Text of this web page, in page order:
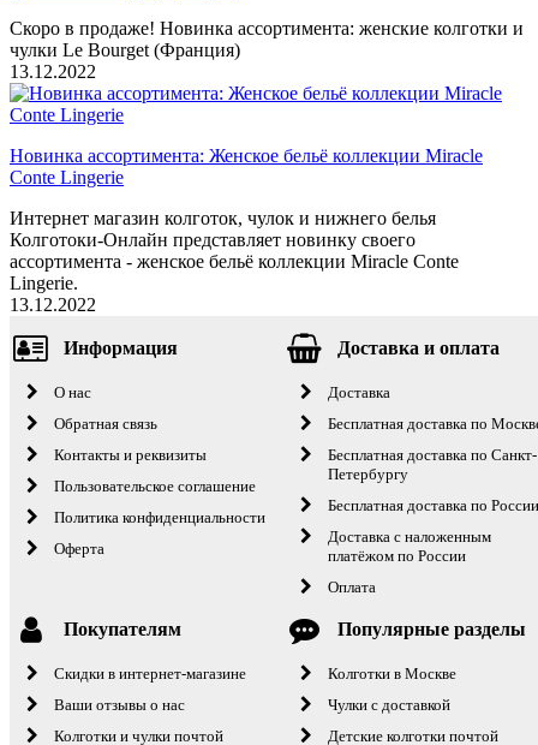
Скоро в продаже! Новинка ассортимента: женские колготки и
чулки Le Bourget (Франция)
13.12.2022
Новинка ассортимента: Женское бельё коллекции Miracle
Conte Lingerie
Интернет магазин колготок, чулок и нижнего белья
Колготоки-Онлайн представляет новинку своего
ассортимента - женское бельё коллекции Miracle Conte
Lingerie.
13.12.2022
Информация
О нас
Обратная связь
Контакты и реквизиты
Пользовательское соглашение
Политика конфиденциальности
Оферта
Доставка и оплата
Доставка
Бесплатная доставка по
Бесплатная доставка по Санкт-
Петербургу
Бесплатная доставка по
Доставка с наложенным
платёжом по России
Оплата
Покупателям
Скидки в интернет-магазине
Ваши отзывы о нас
Колготки и чулки почтой
Популярные разделы
Колготки в Москве
Чулки с доставкой
Детские колготки почтой